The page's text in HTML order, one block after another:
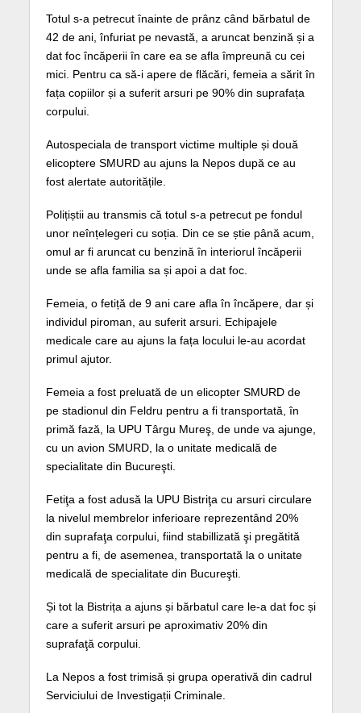
Totul s-a petrecut înainte de prânz când bărbatul de
42 de ani, înfuriat pe nevastă, a aruncat benzină și a
dat foc încăperii în care ea se afla împreună cu cei
mici. Pentru ca să-i apere de flăcări, femeia a sărit în
fața copiilor și a suferit arsuri pe 90% din suprafața
corpului.
Autospeciala de transport victime multiple și două
elicoptere SMURD au ajuns la Nepos după ce au
fost alertate autoritățile.
Polițiștii au transmis că totul s-a petrecut pe fondul
unor neînțelegeri cu soția. Din ce se știe până acum,
omul ar fi aruncat cu benzină în interiorul încăperii
unde se afla familia sa și apoi a dat foc.
Femeia, o fetiță de 9 ani care afla în încăpere, dar și
individul piroman, au suferit arsuri. Echipajele
medicale care au ajuns la fața locului le-au acordat
primul ajutor.
Femeia a fost preluată de un elicopter SMURD de
pe stadionul din Feldru pentru a fi transportată, în
primă fază, la UPU Târgu Mureş, de unde va ajunge,
cu un avion SMURD, la o unitate medicală de
specialitate din Bucureşti.
Fetiţa a fost adusă la UPU Bistriţa cu arsuri circulare
la nivelul membrelor inferioare reprezentând 20%
din suprafaţa corpului, fiind stabillizată şi pregătită
pentru a fi, de asemenea, transportată la o unitate
medicală de specialitate din Bucureşti.
Și tot la Bistrița a ajuns și bărbatul care le-a dat foc și
care a suferit arsuri pe aproximativ 20% din
suprafaţă corpului.
La Nepos a fost trimisă și grupa operativă din cadrul
Serviciului de Investigații Criminale.